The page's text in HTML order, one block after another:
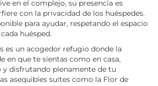
en el complejo, su presencia es
con la privacidad de los huéspedes.
para ayudar, respetando el espacio
huésped.
es un acogedor refugio donde la
en que te sientas como en casa,
y disfrutando plenamente de tu
asequibles suites como la Flor de